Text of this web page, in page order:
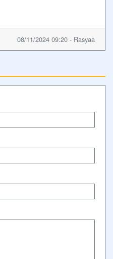
08/11/2024 09:20 - Rasyaa